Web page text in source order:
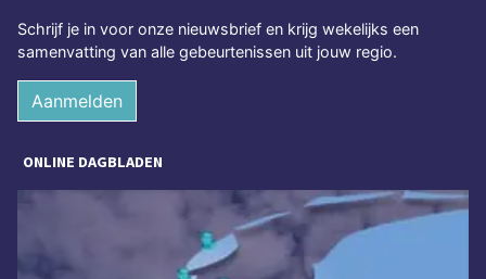
Schrijf je in voor onze nieuwsbrief en krijg wekelijks een
samenvatting van alle gebeurtenissen uit jouw regio.
Aanmelden
ONLINE DAGBLADEN